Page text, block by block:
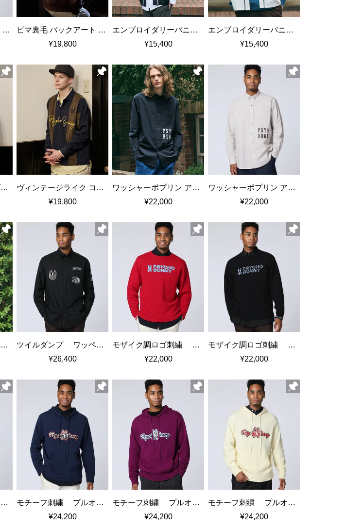
ピマ裏毛 バックアート リラックスフィット クルーネックスウェット
ピマ裏毛 バックアート リラックスフィット クルーネックスウェット
¥19,800
エンブロイダリーバニー ベースボールシャツ
¥15,400
エンブロイダリーバニー ベースボールシャツ
¥15,400
ピマ裏毛 パネルボーダー クルーネックスウェット
ヴィンテージライク コットンスムース プルオーバーシャツ
¥19,800
ワッシャーポプリン アートワーク ボタンダウンシャツ
¥22,000
ワッシャーポプリン アートワーク ボタンダウンシャツ
¥22,000
ツイルダンプ ワッペン刺繍ワッシャーシャツ
ツイルダンプ ワッペン刺繍ワッシャーシャツ
¥26,400
モザイク調ロゴ刺繍 コットン クルーネックニット
¥22,000
モザイク調ロゴ刺繍 コットン クルーネックニット
¥22,000
モザイク調ロゴ刺繍 コットン クルーネックニット
モチーフ刺繍 プルオーバーニットフーディ
¥24,200
モチーフ刺繍 プルオーバーニットフーディ
¥24,200
モチーフ刺繍 プルオーバーニットフーディ
¥24,200